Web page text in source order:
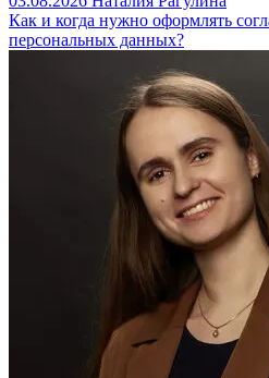
Как и когда нужно оформлять
персональных данных?